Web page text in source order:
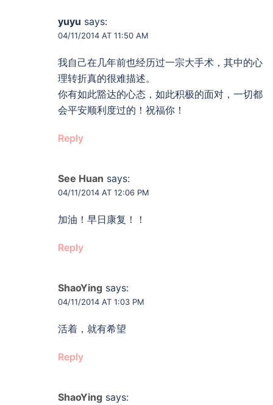
yuyu says:
04/11/2014 AT 11:50 AM
我自己在几年前也经历过一宗大手术，其中的心
理转折真的很难描述。
你有如此豁达的心态，如此积极的面对，一切都
会平安顺利度过的！祝福你！
Reply
See Huan says:
04/11/2014 AT 12:06 PM
加油！早日康复！！
Reply
ShaoYing says:
04/11/2014 AT 1:03 PM
活着，就有希望
Reply
ShaoYing says: